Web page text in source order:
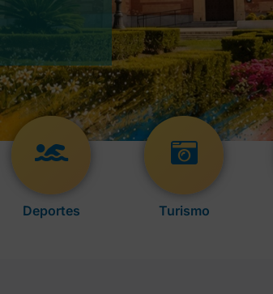
Deportes Turismo